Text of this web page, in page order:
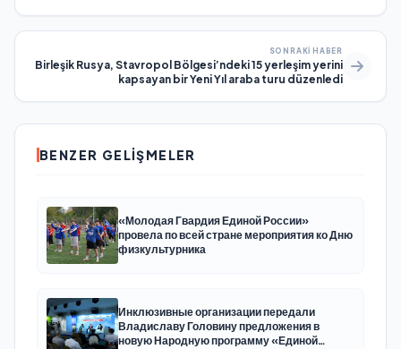
SONRAKI HABER
Birleşik Rusya, Stavropol Bölgesi’ndeki 15 yerleşim yerini
kapsayan bir Yeni Yıl araba turu düzenledi
BENZER GELIŞMELER
«Молодая Гвардия Единой России»
провела по всей стране мероприятия ко Дню
физкультурника
Инклюзивные организации передали
Владиславу Головину предложения в
новую Народную программу «Единой